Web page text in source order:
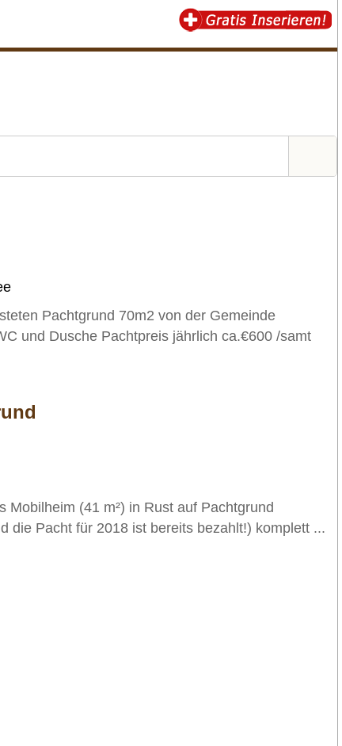
Pachtgrund 70m2 von der Gemeinde
und Dusche Pachtpreis jährlich ca.€600 /samt
Mobilheim (41 m²) in Rust auf Pachtgrund
die Pacht für 2018 ist bereits bezahlt!) komplett ...